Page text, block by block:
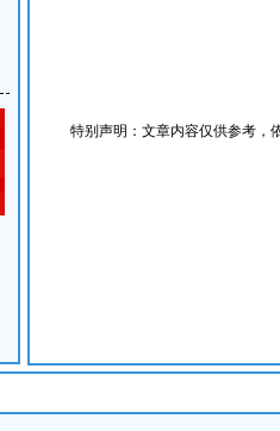
特别声明：文章内容仅供参考，